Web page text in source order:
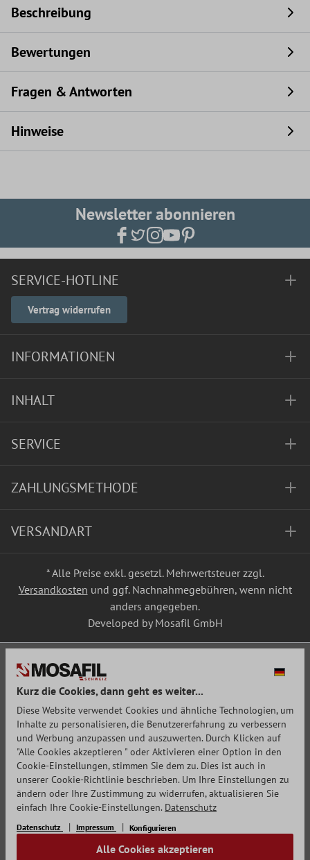
Beschreibung
Bewertungen
Fragen & Antworten
Hinweise
Newsletter abonnieren
SERVICE-HOTLINE
Vertrag widerrufen
INFORMATIONEN
INHALT
SERVICE
ZAHLUNGSMETHODE
VERSANDART
* Alle Preise exkl. gesetzl. Mehrwertsteuer zzgl.
Versandkosten und ggf. Nachnahmegebühren, wenn nicht
anders angegeben.
Developed by Mosafil GmbH
Kurz die Cookies, dann geht es weiter...
Diese Website verwendet Cookies und ähnliche Technologien, um
Inhalte zu personalisieren, die Benutzererfahrung zu verbessern
und Werbung anzupassen und auszuwerten. Durch Klicken auf
"Alle Cookies akzeptieren " oder Aktivieren einer Option in den
Cookie-Einstellungen, stimmen Sie dem zu. Dies ist auch in
unserer Cookie-Richtlinie beschrieben. Um Ihre Einstellungen zu
ändern oder Ihre Zustimmung zu widerrufen, aktualisieren Sie
einfach Ihre Cookie-Einstellungen. Datenschutz
Datenschutz Impressum Konfigurieren
Alle Cookies akzeptieren